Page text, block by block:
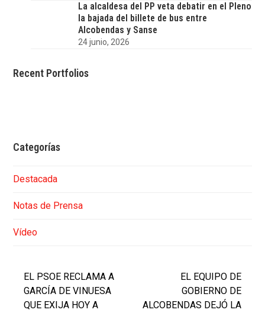
La alcaldesa del PP veta debatir en el Pleno
la bajada del billete de bus entre
Alcobendas y Sanse
24 junio, 2026
Recent Portfolios
Categorías
Destacada
Notas de Prensa
Vídeo
EL PSOE RECLAMA A
GARCÍA DE VINUESA
QUE EXIJA HOY A
EL EQUIPO DE
GOBIERNO DE
ALCOBENDAS DEJÓ LA